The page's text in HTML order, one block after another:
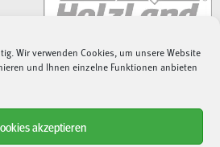
Wir verwenden Cookies, um unsere Website
und Ihnen einzelne Funktionen anbieten
akzeptieren
inkl. MwSt., zzgl. Liefer-/Versandkosten.